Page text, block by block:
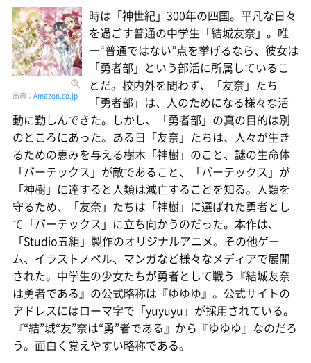
出典： Amazon.co.jp
時は「神世紀」300年の四国。平凡な日々
を過ごす普通の中学生「結城友奈」。唯
一“普通ではない”点を挙げるなら、彼女は
「勇者部」という部活に所属しているこ
とだ。校内外を問わず、「友奈」たち
「勇者部」は、人のためになる様々な活
動に勤しんできた。しかし、「勇者部」の真の目的は別
のところにあった。ある日「友奈」たちは、人々が生き
るための恵みを与える樹木「神樹」のこと、謎の生命体
「バーテックス」が敵であること、「バーテックス」が
「神樹」に達すると人類は滅亡することを知る。人類を
守るため、「友奈」たちは「神樹」に選ばれた勇者とし
て「バーテックス」に立ち向かうのだった。本作は、
「Studio五組」製作のオリジナルアニメ。その他ゲー
ム、イラストノベル、マンガなど様々なメディアで展開
された。中学生の少女たちが勇者として戦う『結城友奈
は勇者である』の公式略称は『ゆゆゆ』。公式サイトの
アドレスにはローマ字で「yuyuyu」が採用されている。
『“結”城“友”奈は“勇”者である』から『ゆゆゆ』なのだろ
う。面白く覚えやすい略称である。